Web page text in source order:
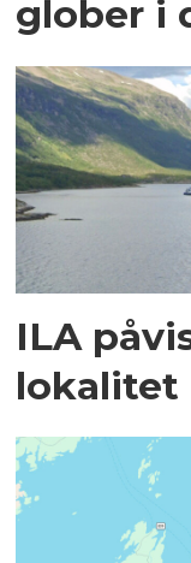
glober i
ILA
lokalitet